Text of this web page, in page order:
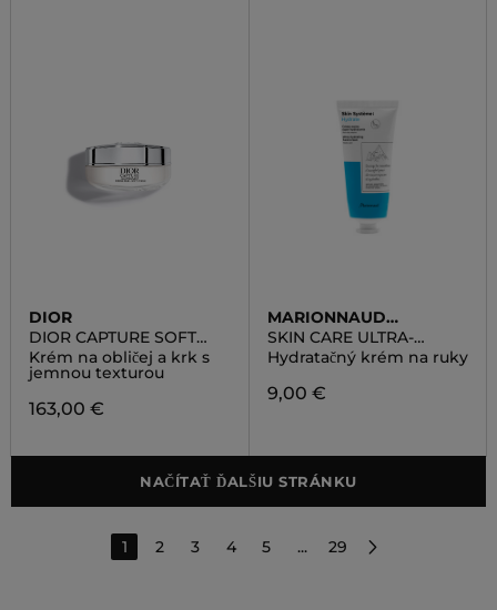
DIOR
DIOR CAPTURE SOFT
CREME
Krém na obličej a krk s
jemnou texturou
163,00 €
MARIONNAUD
SKINCARE
SKIN CARE ULTRA-
HYDRATING HAND
CREAM
Hydratačný krém na ruky
9,00 €
NAČÍTAŤ ĎALŠIU STRÁNKU
1 2 3 4 5 ... 29